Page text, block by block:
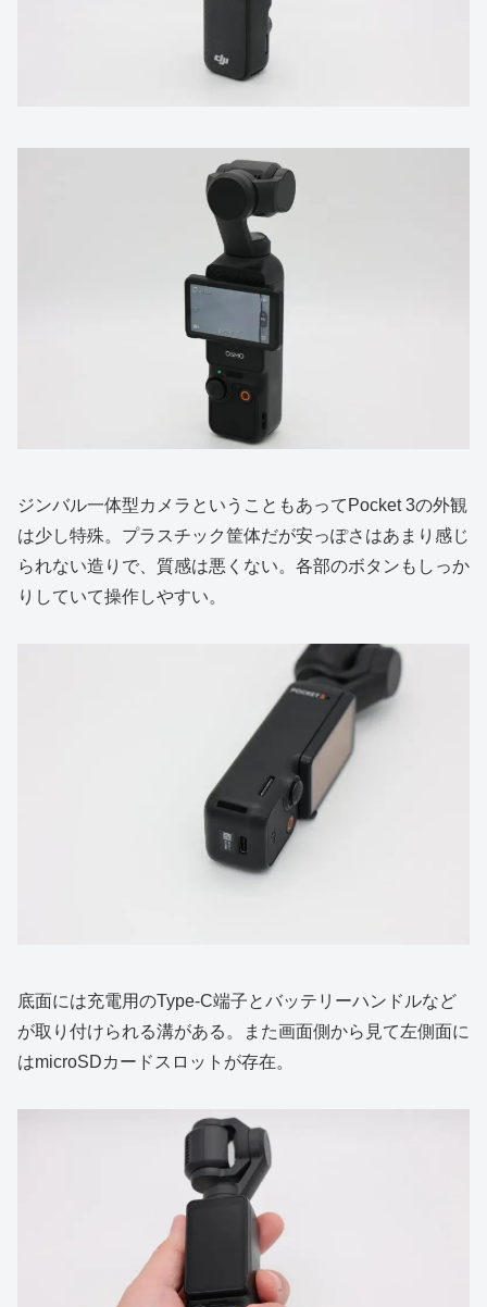
ジンバル一体型カメラということもあってPocket 3の外観
は少し特殊。プラスチック筐体だが安っぽさはあまり感じ
られない造りで、質感は悪くない。各部のボタンもしっか
りしていて操作しやすい。
底面には充電用のType-C端子とバッテリーハンドルなど
が取り付けられる溝がある。また画面側から見て左側面に
はmicroSDカードスロットが存在。